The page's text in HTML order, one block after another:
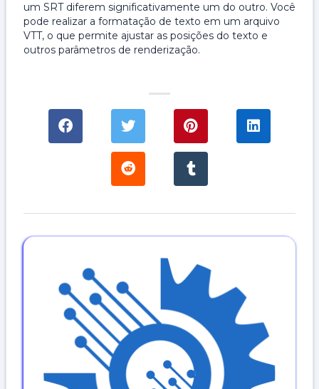
um SRT diferem significativamente um do outro. Você
pode realizar a formatação de texto em um arquivo
VTT, o que permite ajustar as posições do texto e
outros parâmetros de renderização.